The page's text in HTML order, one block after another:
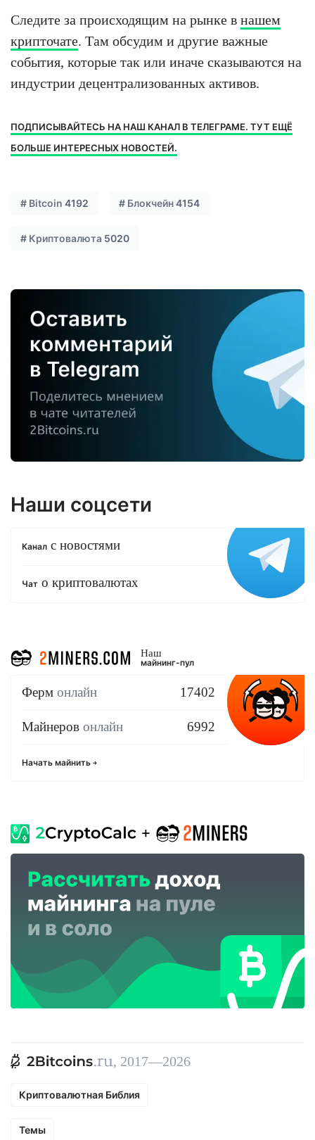
Следите за происходящим на рынке в нашем
крипточате. Там обсудим и другие важные
события, которые так или иначе сказываются на
индустрии децентрализованных активов.
ПОДПИСЫВАЙТЕСЬ НА НАШ КАНАЛ В ТЕЛЕГРАМЕ. ТУТ ЕЩЁ
БОЛЬШЕ ИНТЕРЕСНЫХ НОВОСТЕЙ.
# Bitcoin 4192 # Блокчейн4154
# Криптовалюта 5020
Наши соцсети
Канал с новостями
Чат о криптовалютах
Наш
майнинг-пул
Ферм онлайн 17402
Майнеров онлайн 6992
Начать майнить
, 2017—2026
Криптовалютная Библия
Темы